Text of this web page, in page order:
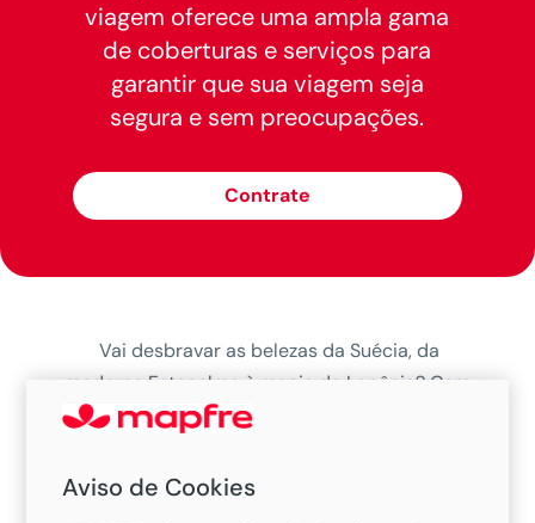
viagem oferece uma ampla gama
de coberturas e serviços para
garantir que sua viagem seja
segura e sem preocupações.
Contrate
Vai desbravar as belezas da Suécia, da
moderna Estocolmo à magia da Lapônia? Com
nosso seguro viagem, você garante a
Aviso de Cookies